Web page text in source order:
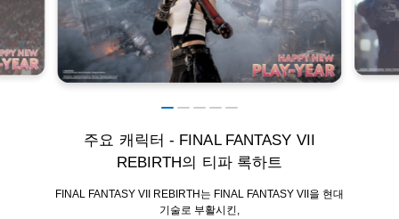
주요 캐릭터 - FINAL FANTASY VII
REBIRTH의 티파 록하트
FINAL FANTASY VII REBIRTH는 FINAL FANTASY VII을 현대
기술로 부활시킨,